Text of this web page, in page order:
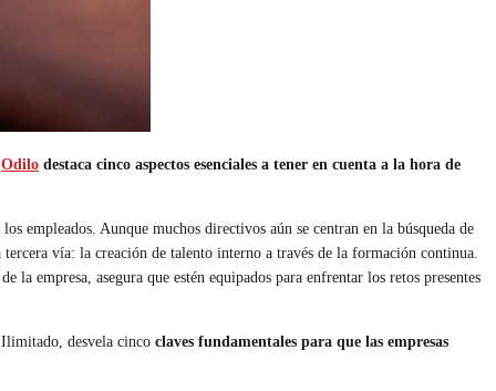
Odilo destaca cinco aspectos esenciales a tener en cuenta a la hora de
empleados. Aunque muchos directivos aún se centran en la búsqueda de
vía: la creación de talento interno a través de la formación continua.
la empresa, asegura que estén equipados para enfrentar los retos presentes
Ilimitado, desvela cinco claves fundamentales para que las empresas